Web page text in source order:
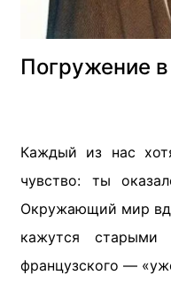
Погружение
Каждый из нас
чувство: ты
Окружающий мир
кажутся
французского —